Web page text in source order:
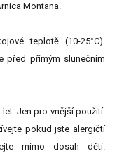
Montana.
teplotě (10-25°C).
před přímým slunečním
Jen pro vnější použití.
pokud jste alergičtí
mimo dosah dětí.